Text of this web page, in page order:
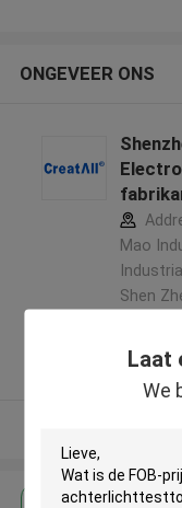
Laat
We
ONGEVEER ONS
Mao
Shen